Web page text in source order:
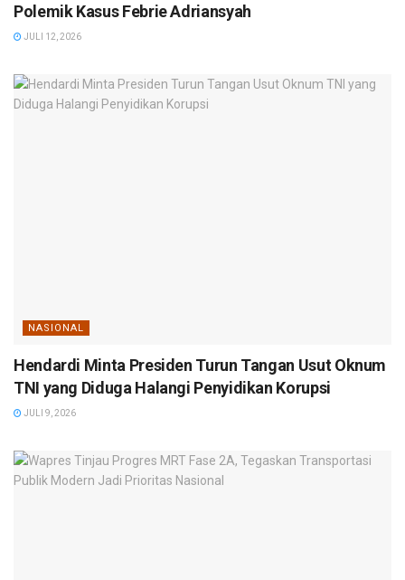
Polemik Kasus Febrie Adriansyah
JULI 12, 2026
NASIONAL
Hendardi Minta Presiden Turun Tangan Usut Oknum
TNI yang Diduga Halangi Penyidikan Korupsi
JULI 9, 2026